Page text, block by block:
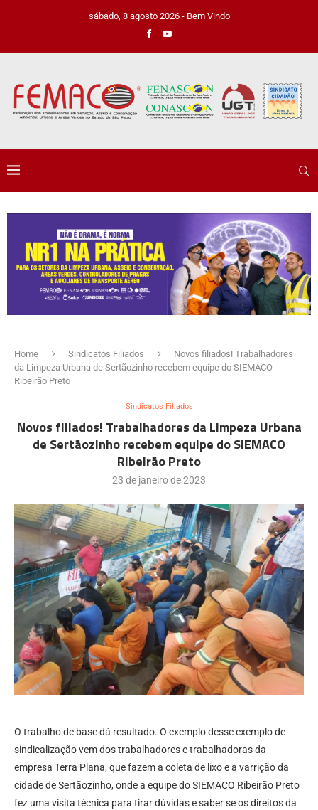
sábado, 8 agosto 2026 - Bem Vindo
Home Sindicatos Filiados
Novos filiados! Trabalhadores
da Limpeza Urbana de Sertãozinho recebem equipe do SIEMACO
Ribeirão Preto
Sindicatos Filiados
Novos filiados! Trabalhadores da Limpeza Urbana
de Sertãozinho recebem equipe do SIEMACO
Ribeirão Preto
23 de janeiro de 2023
O trabalho de base dá resultado. O exemplo desse exemplo de
sindicalização vem dos trabalhadores e trabalhadoras da
empresa Terra Plana, que fazem a coleta de lixo e a varrição da
cidade de Sertãozinho, onde a equipe do SIEMACO Ribeirão Preto
fez uma visita técnica para tirar dúvidas e saber se os direitos da